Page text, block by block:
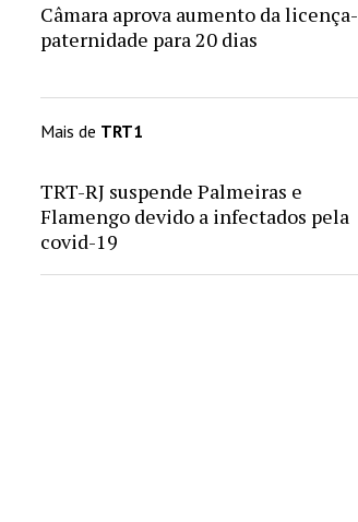
Câmara aprova aumento da licença-
paternidade para 20 dias
Mais de TRT1
TRT-RJ suspende Palmeiras e
Flamengo devido a infectados pela
covid-19